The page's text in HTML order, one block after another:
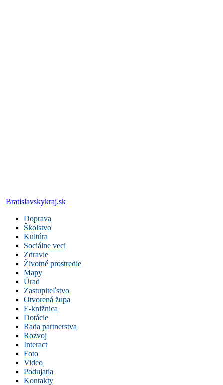
Bratislavskykraj.sk
Doprava
Školstvo
Kultúra
Sociálne veci
Zdravie
Životné prostredie
Mapy
Úrad
Zastupiteľstvo
Otvorená župa
E-knižnica
Dotácie
Rada partnerstva
Rozvoj
Interact
Foto
Video
Podujatia
Kontakty